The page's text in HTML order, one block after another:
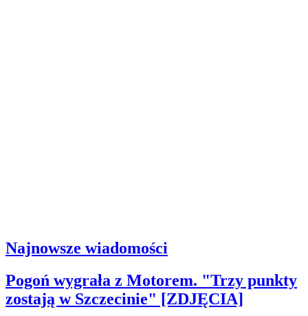
Najnowsze wiadomości
Pogoń wygrała z Motorem. "Trzy punkty
zostają w Szczecinie" [ZDJĘCIA]